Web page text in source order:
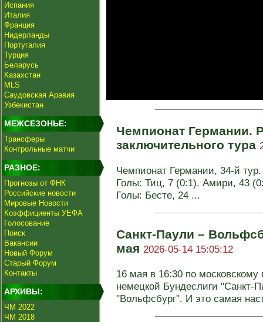
Испания
Италия
Франция
Нидерланды
Португалия
Турция
Беларусь
Казахстан
MLS
Саудовская Аравия
Узбекистан
МЕЖСЕЗОНЬЕ:
Трансферы
Контрольные матчи
РАЗНОЕ:
Прогнозы от ФНК
Российские новости
Мировые Новости
Коэффициенты УЕФА
Голосование
Поиск
Вакансии
Новый Форум
Старый Форум
Контакты
АРХИВЫ:
ЧМ 2022
ЧМ 2018
Чемпионат Германии.
заключительного тура
Чемпионат Германии, 34-й
Голы: Тиц, 7 (0:1). Амири, 43
Голы: Бесте, 24 ...
Санкт-Паули –
мая 2026-05-14 15:05:12
16 мая в 16:30 по московскому
немецкой Бундеслиги "Санкт-
"Вольфсбург". И это самая